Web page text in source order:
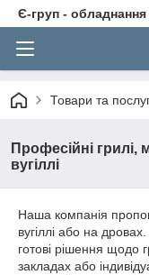
Є-груп - обладнання
Товари та
Професійні грилі,
вугіллі
Наша компанія
вугіллі або на
готові рішення щодо
закладах або